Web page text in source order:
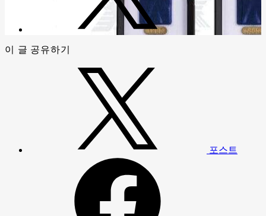
이 글 공유하기
포스트